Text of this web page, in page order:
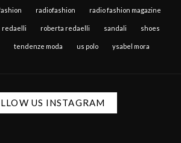
radiofashion radio fashion magazine
redaelli roberta redaelli sandali shoes
tendenze moda us polo ysabel mora
US INSTAGRAM